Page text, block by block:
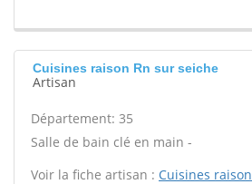
Cuisines raison Rn sur seiche
Artisan
Département: 35
Salle de bain clé en main -
Voir la fiche artisan : Cuisines raison